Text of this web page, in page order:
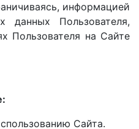
информацией
Пользователя,
Пользователя на Сайте
Сайта.